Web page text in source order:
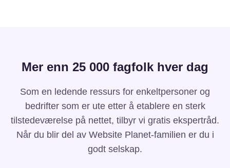
Mer enn 25 000 fagfolk hver dag
Som en ledende ressurs for enkeltpersoner og
bedrifter som er ute etter å etablere en sterk
tilstedeværelse på nettet, tilbyr vi gratis ekspertråd.
Når du blir del av Website Planet-familien er du i
godt selskap.